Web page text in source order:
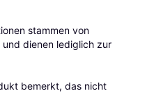
stammen von
dienen lediglich zur
bemerkt, das nicht